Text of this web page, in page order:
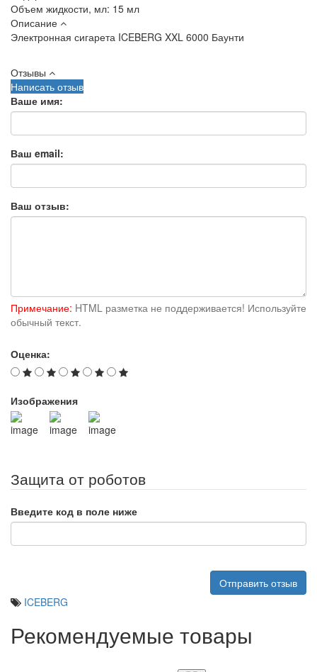
Объем жидкости, мл: 15 мл
Описание
Электронная сигарета ICEBERG XXL 6000 Баунти
Отзывы
Написать отзыв
Ваше имя:
Ваш email:
Ваш отзыв:
Примечание: HTML разметка не поддерживается! Используйте
обычный текст.
Оценка:
Изображения
Защита от роботов
Введите код в поле ниже
Отправить отзыв
ICEBERG
Рекомендуемые товары